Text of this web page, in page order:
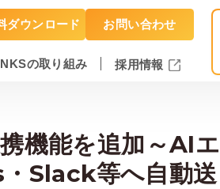
ダウンロード お問い合わせ
の取り組み 採用情報
機能を追加～AIエ
Slack等へ自動送